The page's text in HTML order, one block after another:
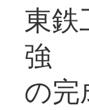
東
強
の完